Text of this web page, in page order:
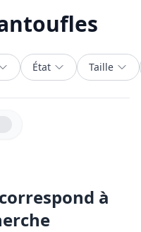
État Taille
les vendus
à